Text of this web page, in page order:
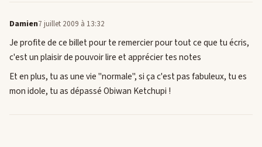
Damien7 juillet 2009 à 13:32
Je profite de ce billet pour te remercier pour tout ce que tu écris,
c'est un plaisir de pouvoir lire et apprécier tes notes
Et en plus, tu as une vie "normale", si ça c'est pas fabuleux, tu es
mon idole, tu as dépassé Obiwan Ketchupi !